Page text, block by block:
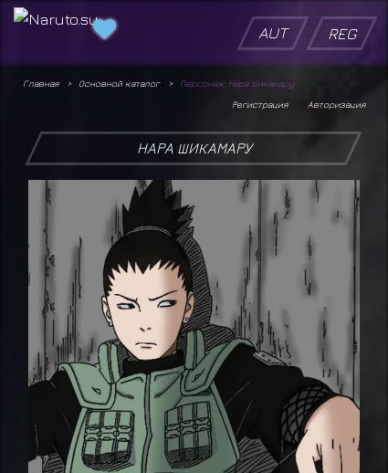
AUT REG
Главная Основной каталог
Персонаж: Нара Шикамару
Авторизация
Регистрация
НАРА ШИКАМАРУ